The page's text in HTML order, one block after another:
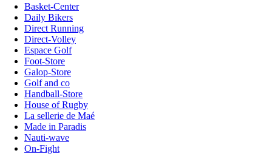
Basket-Center
Daily Bikers
Direct Running
Direct-Volley
Espace Golf
Foot-Store
Galop-Store
Golf and co
Handball-Store
House of Rugby
La sellerie de Maé
Made in Paradis
Nauti-wave
On-Fight